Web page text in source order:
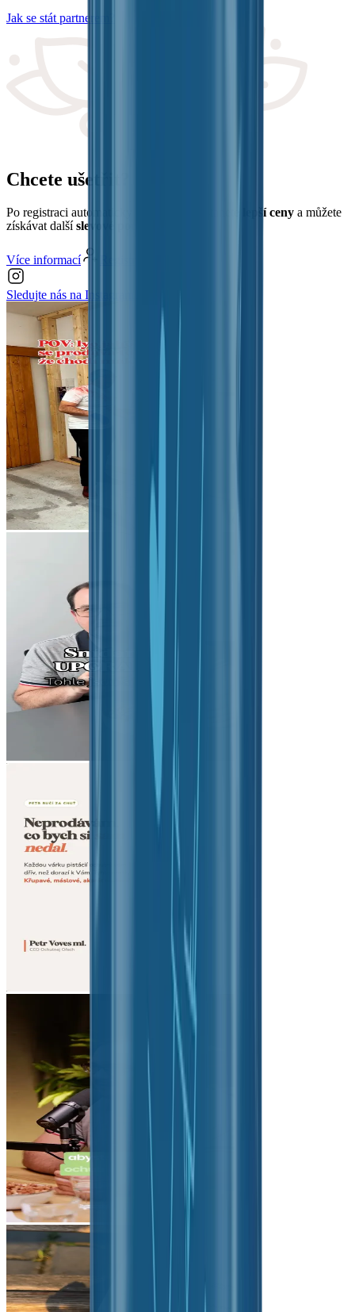
Jak se stát partnerem?
Chcete ušetřit?
Po registraci automaticky a okamžitě dostanete lepší ceny a můžete
získávat dalšíslevové poukazy
Více informací
Sledujte nás na Instagramu